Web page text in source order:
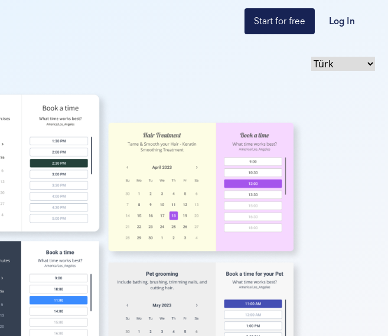
Start for free Log In